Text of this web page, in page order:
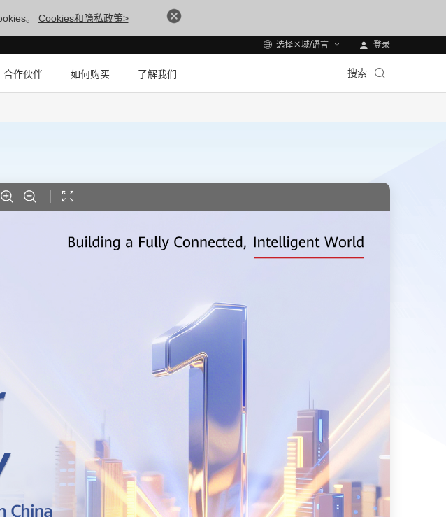
。 Cookies和隐私政策>
选择区域/语言 登录
合作伙伴 如何购买 了解我们 搜索